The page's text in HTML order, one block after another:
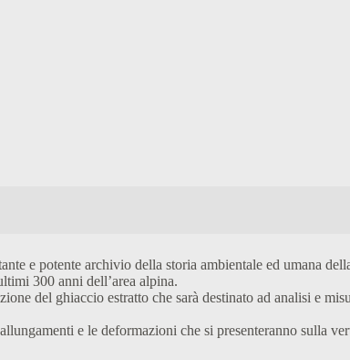
e potente archivio della storia ambientale ed umana
300 anni dell’area alpina.
del ghiaccio estratto che sarà destinato ad analisi e
e le deformazioni che si presenteranno sulla